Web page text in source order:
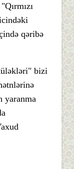
qəribə
bizi
yaranma